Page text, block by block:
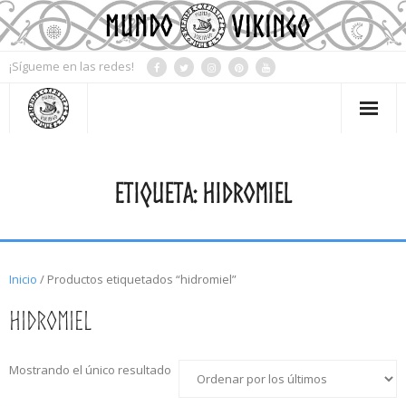
¡Sígueme en las redes!
Blog
Mitología
ETIQUETA: HIDROMIEL
Inicio / Productos etiquetados “hidromiel”
hidromiel
Mostrando el único resultado